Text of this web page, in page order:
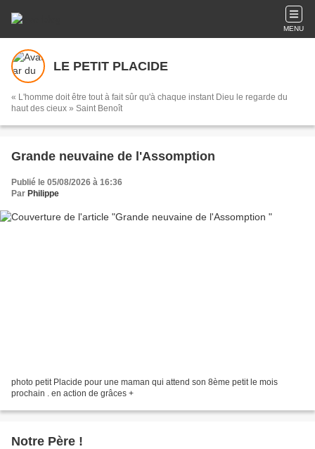
MENU
LE PETIT PLACIDE
« L'homme doit être tout à fait sûr qu'à chaque instant Dieu le regarde du
haut des cieux » Saint Benoît
Grande neuvaine de l'Assomption
Publié le 05/08/2026 à 16:36
Par Philippe
photo petit Placide pour une maman qui attend son 8ème petit le mois
prochain . en action de grâces +
Notre Père !